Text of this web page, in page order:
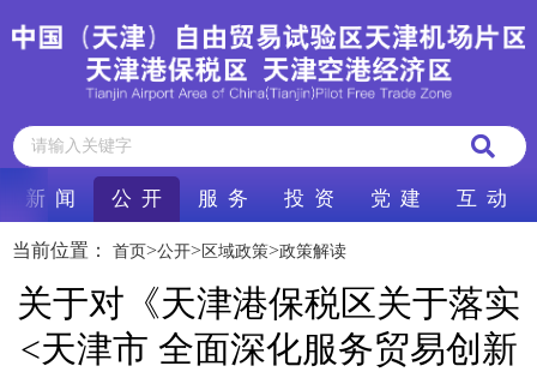
新 闻 公 开 服 务 投 资 党 建 互 动
当前位置： 首页>公开> 区域政策>政策解读
关于对《天津港保税区关于落实
<天津市 全面深化服务贸易创新